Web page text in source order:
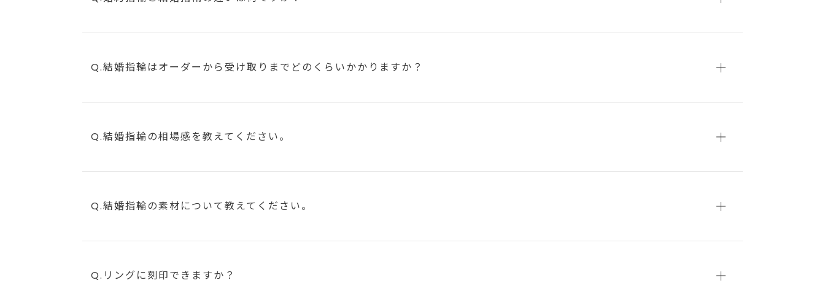
Q.結婚指輪はオーダーから受け取りまで どのくらいかかりますか？
Q.結婚指輪の相場感を教えてください。
Q.結婚指輪の素材について教えてください。
Q.リングに刻印できますか？